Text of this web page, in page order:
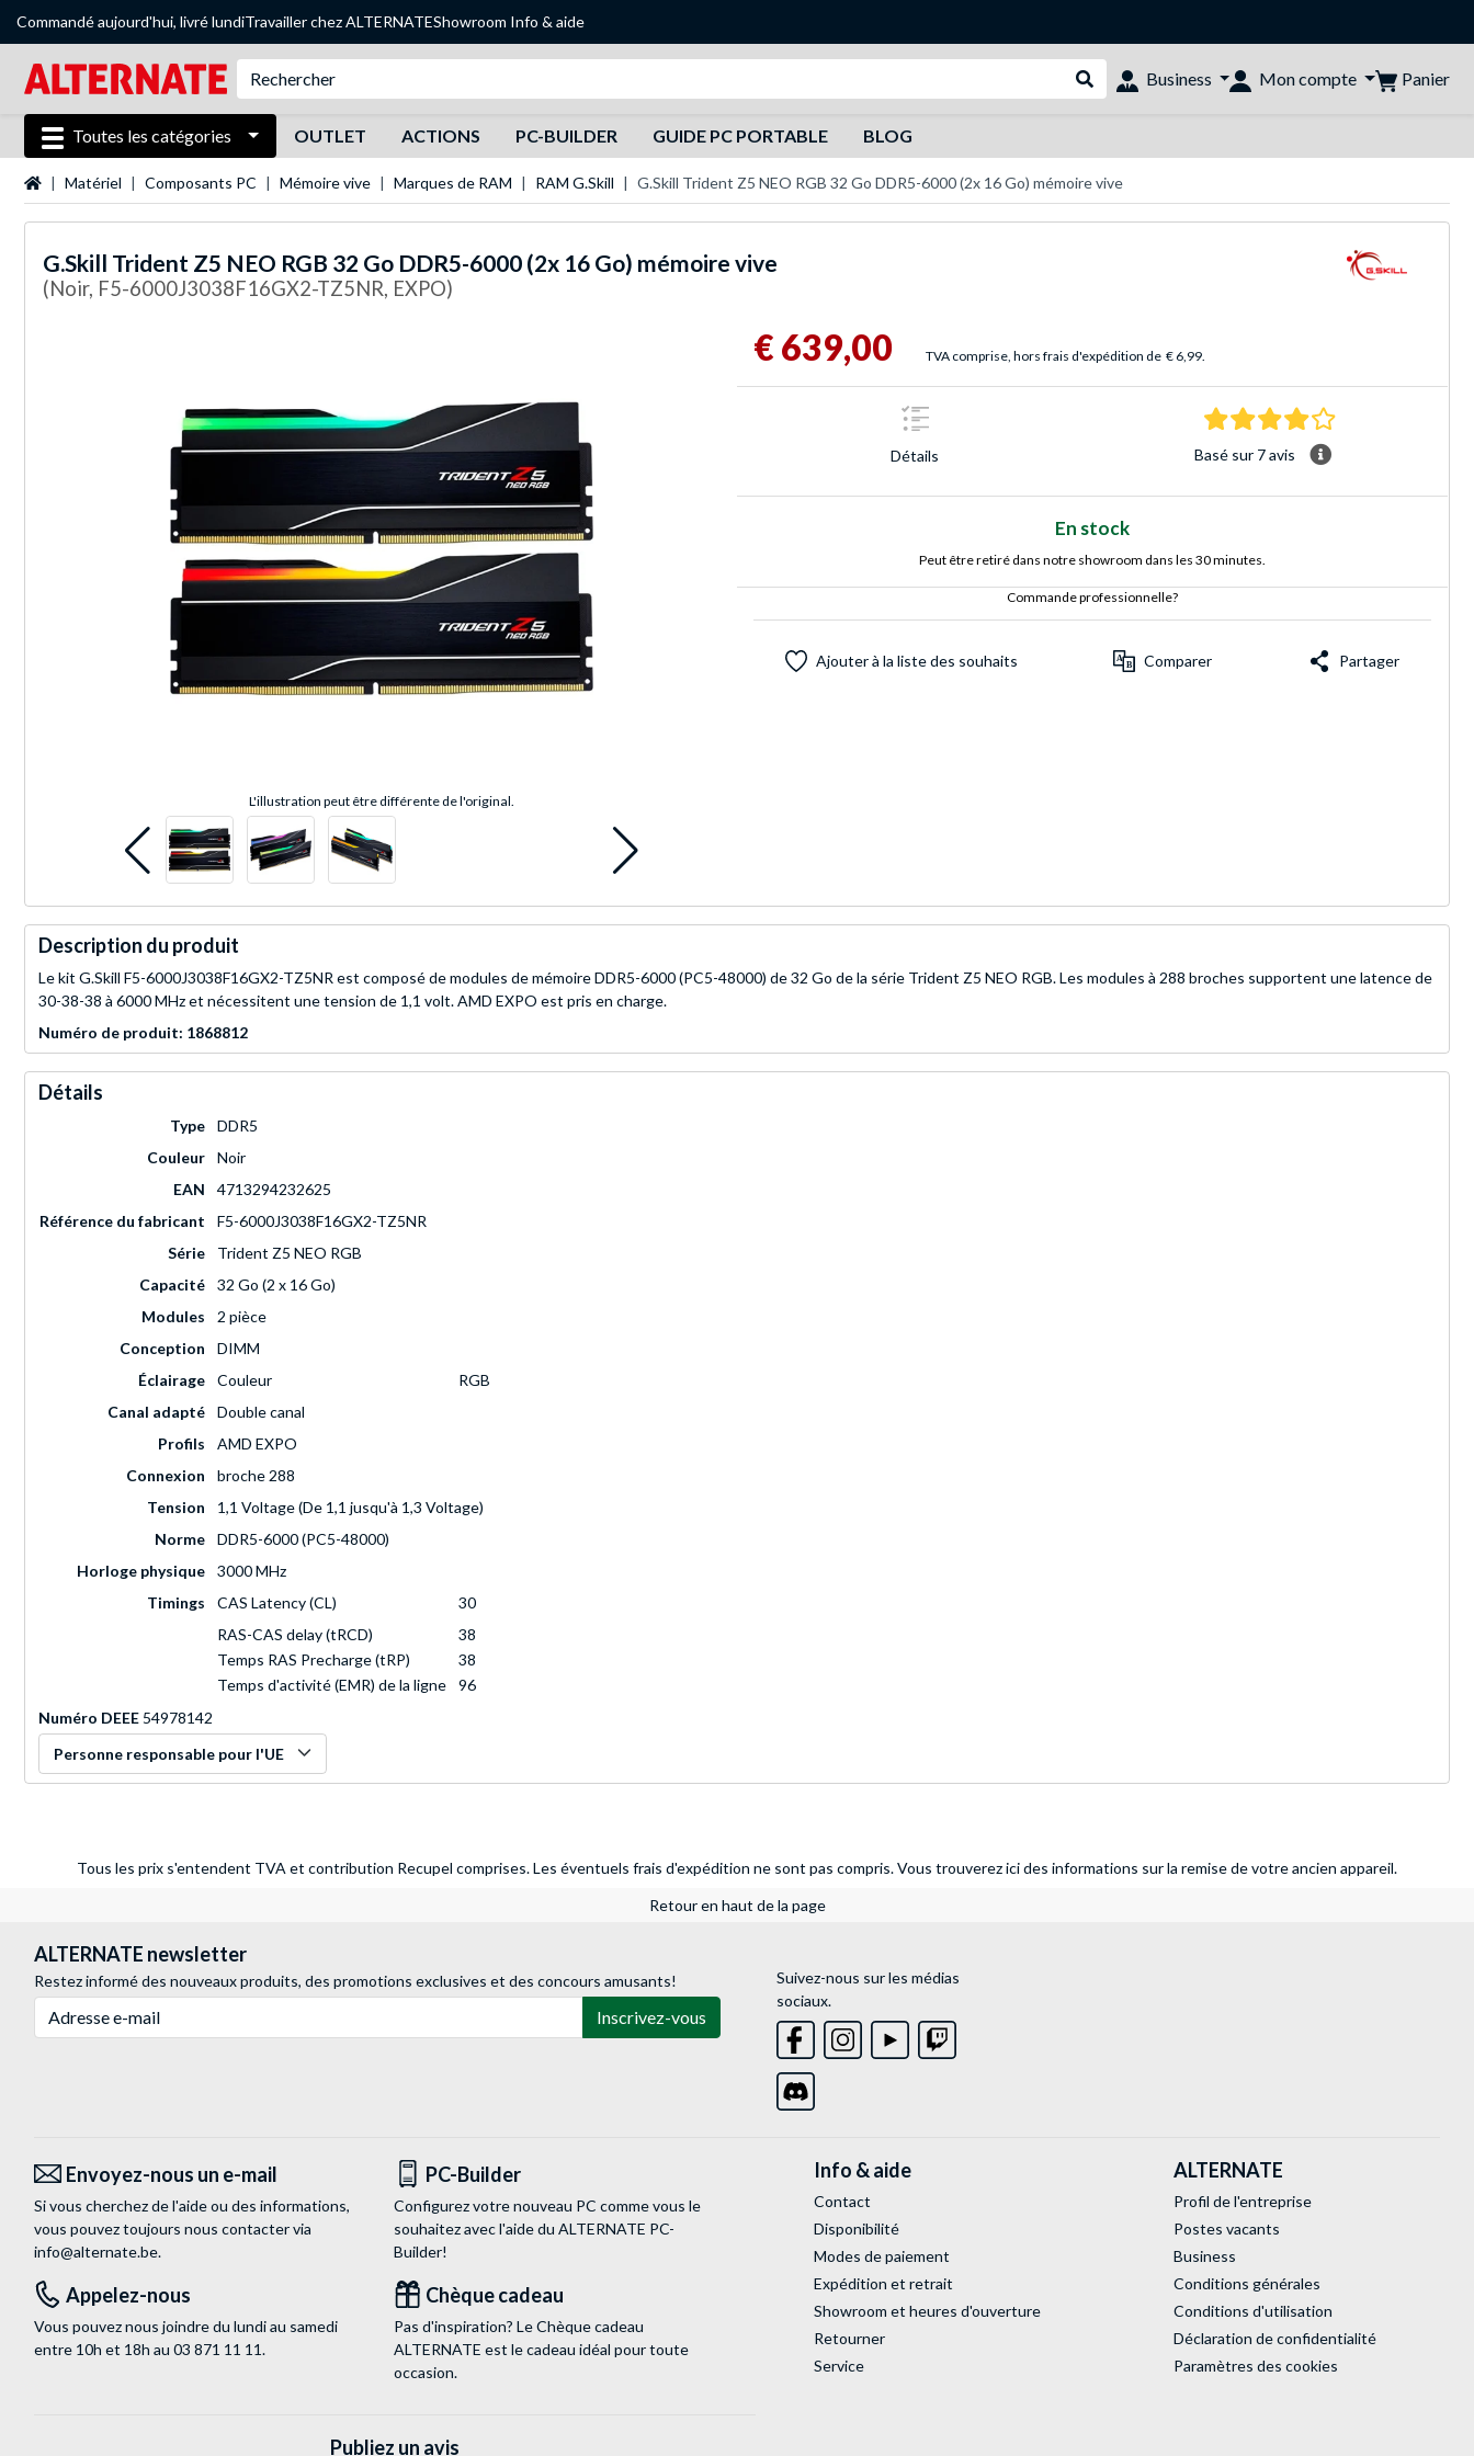
Commandé aujourd'hui, livré lundiTravailler chez ALTERNATEShowroom Info & aide
Rechercher dans le shop
Business Mon compte Panier
Toutes les catégories OUTLET ACTIONS PC-BUILDER GUIDE PC PORTABLE BLOG
Page d'accueil
Matériel Composants PC Mémoire vive Marques de RAM RAM G.Skill G.Skill Trident Z5 NEO RGB 32 Go DDR5-6000 (2x 16 Go) mémoire vive
G.Skill Trident Z5 NEO RGB 32 Go DDR5-6000 (2x 16 Go) mémoire vive
(Noir, F5-6000J3038F16GX2-TZ5NR, EXPO)
L'illustration peut être différente de l'original.
€ 639,00 TVA comprise, hors frais d'expédition de € 6,99.
Détails
4.1 Étoiles Basé sur
Basé sur 7 avis
En stock
Peut être retiré dans notre showroom dans les 30 minutes.
Commande professionnelle?
Ajouter à la liste des souhaits Comparer Partager
Description du produit
Le kit G.Skill F5-6000J3038F16GX2-TZ5NR est composé de modules de mémoire DDR5-6000 (PC5-48000) de 32 Go de la série Trident Z5 NEO RGB. Les modules à 288 broches supportent une latence de
30-38-38 à 6000 MHz et nécessitent une tension de 1,1 volt. AMD EXPO est pris en charge.
Numéro de produit: 1868812
Détails
Type
DDR5
Couleur
Noir
EAN
4713294232625
Référence du fabricant
F5-6000J3038F16GX2-TZ5NR
Série
Trident Z5 NEO RGB
Capacité
32 Go (2 x 16 Go)
Modules
2 pièce
Conception
DIMM
Éclairage
Couleur
RGB
Canal adapté
Double canal
Profils
AMD EXPO
Connexion
broche 288
Tension
1,1 Voltage (De 1,1 jusqu'à 1,3 Voltage)
Norme
DDR5-6000 (PC5-48000)
Horloge physique
3000 MHz
Timings
CAS Latency (CL)
30
RAS-CAS delay (tRCD)
38
Temps RAS Precharge (tRP)
38
Temps d'activité (EMR) de la ligne
96
Numéro DEEE 54978142
Personne responsable pour l'UE
Tous les prix s'entendent TVA et contribution Recupel comprises. Les éventuels frais d'expédition ne sont pas compris.Vous trouverez ici des informations sur la remise de votre ancien appareil.
Retour en haut de la page
ALTERNATE newsletter
Restez informé des nouveaux produits, des promotions exclusives et des concours amusants!
Inscrivez-vous
Suivez-nous sur les médias
sociaux.
Envoyez-nous un e-mail
Si vous cherchez de l'aide ou des informations,
vous pouvez toujours nous contacter via
info@alternate.be.
PC-Builder
Configurez votre nouveau PC comme vous le
souhaitez avec l'aide du ALTERNATE PC-
Builder!
Appelez-nous
Vous pouvez nous joindre du lundi au samedi
entre 10h et 18h au 03 871 11 11.
Chèque cadeau
Pas d'inspiration? Le Chèque cadeau
ALTERNATE est le cadeau idéal pour toute
occasion.
Info & aide
Contact
Disponibilité
Modes de paiement
Expédition et retrait
Showroom et heures d'ouverture
Retourner
Service
ALTERNATE
Profil de l'entreprise
Postes vacants
Business
Conditions générales
Conditions d'utilisation
Déclaration de confidentialité
Paramètres des cookies
Publiez un avis